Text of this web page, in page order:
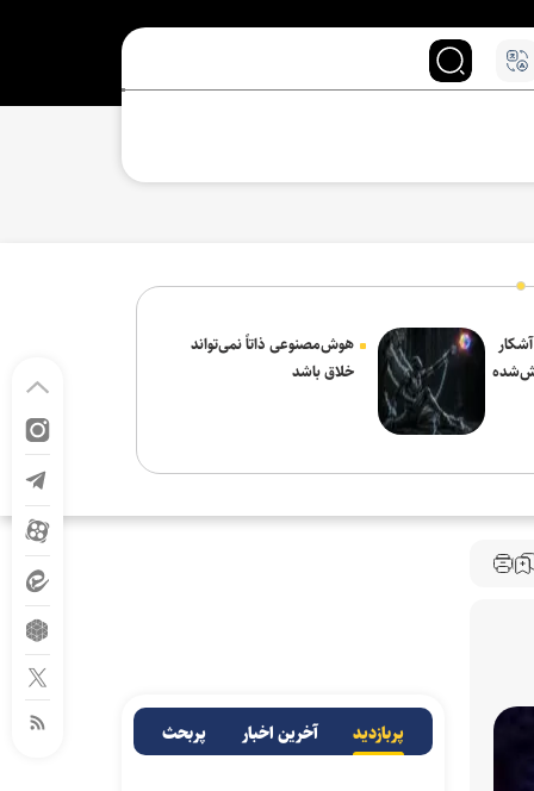
هوش‌مصنوعی ذاتاً نمی‌تواند
خلاق باشد
پربازدید آخرین اخبار پربحث